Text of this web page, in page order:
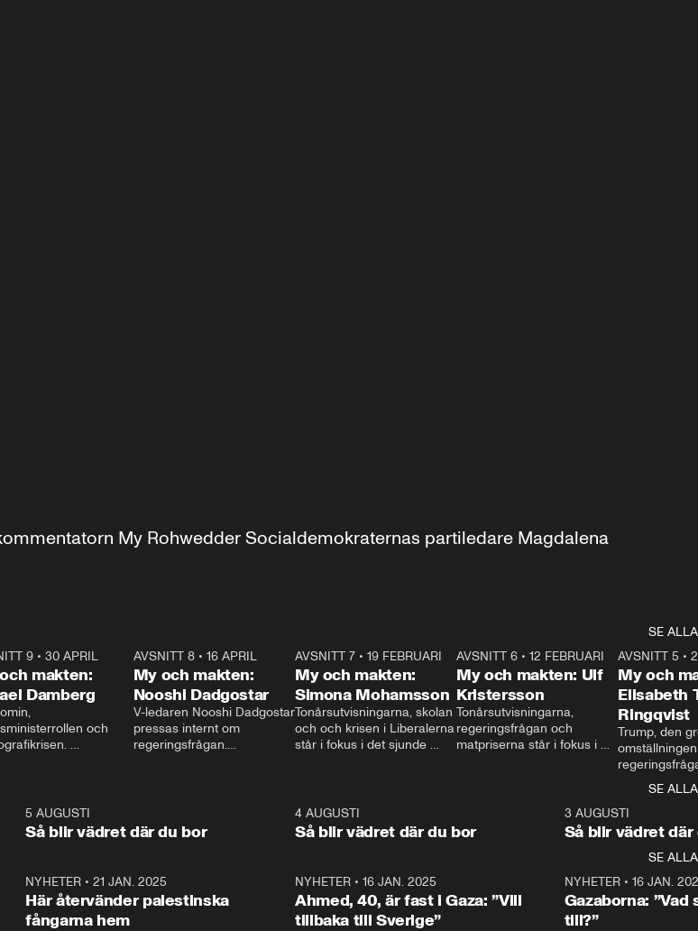
My Rohwedder Socialdemokraternas partiledare Magdalena
SE ALLA
9• 30 APRIL
makten:
Damberg
och
och Makten.
AVSNITT 8• 16 APRIL
My och makten:
Nooshi Dadgostar
V-ledaren Nooshi Dadgostar
pressas internt om
regeringsfrågan.
– Vi ställer upp i val. Ska vi
vara med så sitter vi förstås
24:30
AVSNITT 7• 19 FEBRUARI
My och makten:
Simona Mohamsson
Tonårsutvisningarna, skolan
och och krisen i Liberalerna
står i fokus i det sjunde
kommentator My
Rohwedder ställer
utbildnings- och
Mohamsson till svars.
27:30
AVSNITT 6 •12 FEBRUARI
My och makten: Ulf
Kristersson
Tonårsutvisningarna,
regeringsfrågan och
matpriserna står i fokus i
Rohwedder ställer
statsminister Ulf Kristersson
AVSNITT 5 •
My och
Elisabeth
Ringqvist
Trump, den
centrum i
avsnittet av
Makten”. Se
Aftonbladets
Rohwedder
Thand Ring
SE ALLA
1:065 AUGUSTI
Så blir vädret där du bor
4 AUGUSTI
Så blir vädret där du bor
3 AUGUSTI
Så blir vädret där
SE ALLA
NYHETER •21 JAN. 2025
Här återvänder palestinska
fångarna hem
NYHETER• 16 JAN. 2025
Ahmed, 40, är fast i Gaza: ”Vill
tillbaka till Sverige”
NYHETER• 16 JAN.
Gazaborna:
till?”